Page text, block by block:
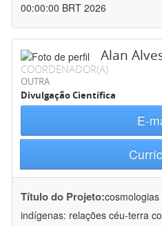
00:00:00 BRT 2026
Alan
COORDENADOR(A)
OUTRA
Divulgação Científica
E-
Título do Projeto:
indígenas: relações céu-terra